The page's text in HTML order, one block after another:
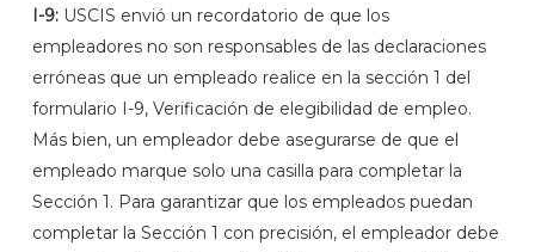
I-9:USCIS envió un recordatorio de que los
empleadores no son responsables de las declaraciones
erróneas que un empleado realice en la sección 1 del
formulario I-9, Verificación de elegibilidad de empleo.
Más bien, un empleador debe asegurarse de que el
empleado marque solo una casilla para completar la
Sección 1. Para garantizar que los empleados puedan
completar la Sección 1 con precisión, el empleador debe